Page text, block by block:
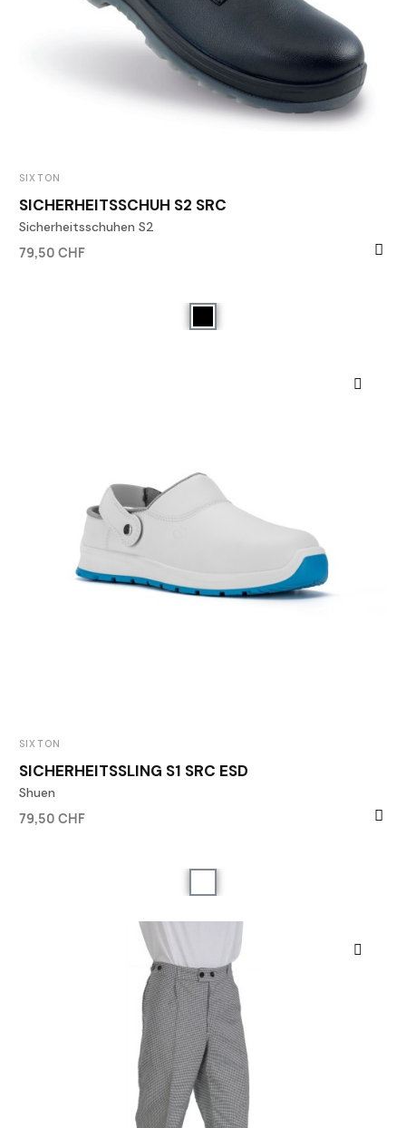
SIXTON
SICHERHEITSSCHUH S2 SRC
Sicherheitsschuhen S2
79,50 CHF
SIXTON
SICHERHEITSSLING S1 SRC ESD
Shuen
79,50 CHF